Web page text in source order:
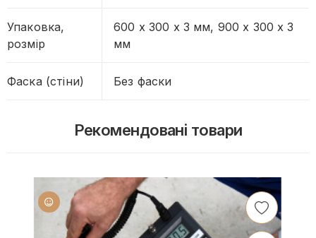
Упаковка,
розмір
600 х 300 х 3 мм, 900 х 300 х 3
мм
Фаска (стіни) Без фаски
Рекомендовані товари